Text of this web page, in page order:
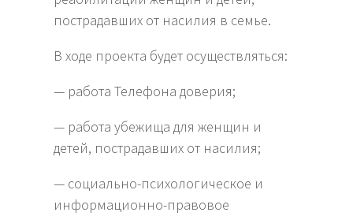
пострадавших от насилия в семье.
В ходе проекта будет осуществляться:
— работа Телефона доверия;
— работа убежища для женщин и
детей, пострадавших от насилия;
— социально-психологическое и
информационно-правовое